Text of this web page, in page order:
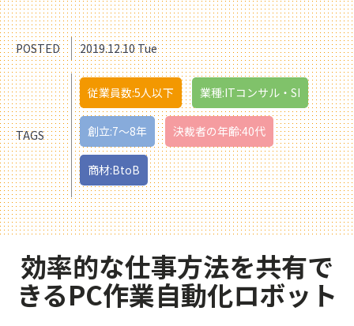
POSTED 2019.12.10 Tue
TAGS
従業員数:5人以下 業種:ITコンサル・SI
創立:7〜8年 決裁者の年齢:40代
商材:BtoB
効率的な仕事方法を共有で
きるPC作業自動化ロボット